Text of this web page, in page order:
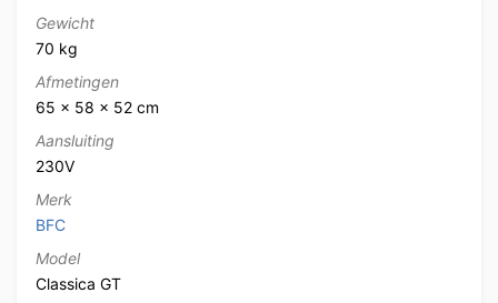
Gewicht
70 kg
Afmetingen
65 × 58 × 52 cm
Aansluiting
230V
Merk
BFC
Model
Classica GT